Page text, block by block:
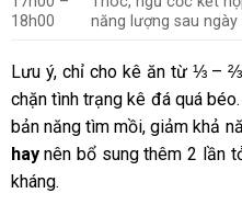
18h00
năng lượng sau ngày
Lưu ý, chỉ cho kê ăn từ ⅓ –
chặn tình trạng kê đá quá
bản năng tìm mồi, giảm khả
haynên bổ sung thêm 2 lần
kháng.